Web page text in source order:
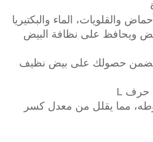
والقلويات، الماء والبكتيريا
ويحافظ على نظافة البيض
يضمن حصولك على بيض نظيف
مما يقلل من معدل كسر